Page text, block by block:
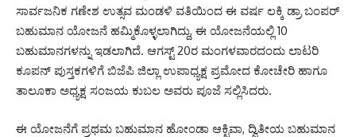
ಸಾರ್ವಜನಿಕ ಗಣೇಶ ಉತ್ಸವ ಮಂಡಳಿ ವತಿಯಿಂದ ಈ ವರ್ಷ ಲಕ್ಕಿ ಡ್ರಾ ಬಂಪರ್
ಬಹುಮಾನ ಯೋಜನೆ ಹಮ್ಮಿಕೊಳ್ಳಲಾಗಿದ್ದು, ಈ ಯೋಜನೆಯಲ್ಲಿ 10
ಬಹುಮಾನಗಳನ್ನು ಇಡಲಾಗಿದೆ. ಆಗಸ್ಟ್ 20ರ ಮಂಗಳವಾರದಂದು ಲಾಟರಿ
ಕೂಪನ್ ಪುಸ್ತಕಗಳಿಗೆ ಬಿಜೆಪಿ ಜಿಲ್ಲಾ ಉಪಾಧ್ಯಕ್ಷ ಪ್ರಮೋದ ಕೋಚೇರಿ ಹಾಗೂ
ತಾಲೂಕಾ ಅಧ್ಯಕ್ಷ ಸಂಜಯ ಕುಬಲ ಅವರು ಪೂಜೆ ಸಲ್ಲಿಸಿದರು.
ಈ ಯೋಜನೆಗೆ ಪ್ರಥಮ ಬಹುಮಾನ ಹೋಂಡಾ ಆಕ್ಟಿವಾ, ದ್ವಿತೀಯ ಬಹುಮಾನ